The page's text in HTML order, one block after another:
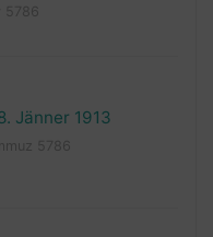
Jänner 1913